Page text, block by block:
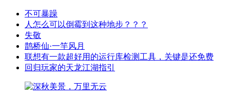
不可暴躁
人怎么可以倒霉到这种地步？？？
失敬
鹊桥仙·一竿风月
联想有一款超好用的运行库检测工具，关键是还免费
回归玩家的天龙江湖指引